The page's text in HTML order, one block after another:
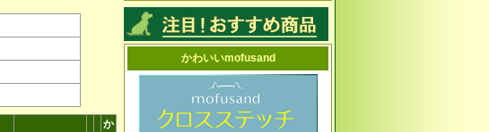
か
かわいいmofusand